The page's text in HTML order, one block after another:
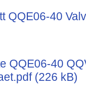
QQE06-40
QQE06-40
(226 kB)